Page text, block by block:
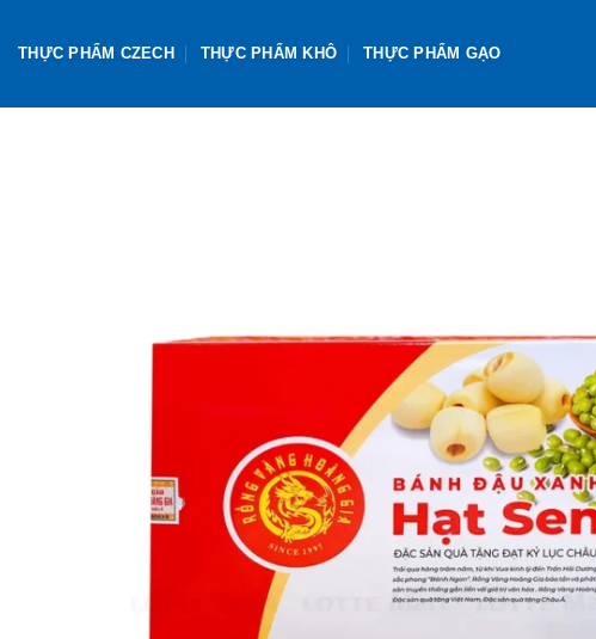
THỰC PHẨM CZECH THỰC PHẨM KHÔ THỰC PHẨM GẠO